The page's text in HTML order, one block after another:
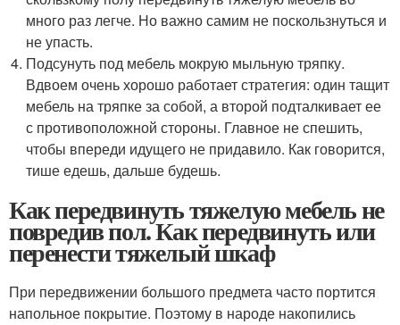
много раз легче. Но важно самим не поскользнуться и
не упасть.
Подсунуть под мебель мокрую мыльную тряпку.
Вдвоем очень хорошо работает стратегия: один тащит
мебель на тряпке за собой, а второй подталкивает ее
с противоположной стороны. Главное не спешить,
чтобы впереди идущего не придавило. Как говорится,
тише едешь, дальше будешь.
Как передвинуть тяжелую мебель не
повредив пол. Как передвинуть или
перенести тяжелый шкаф
При передвижении большого предмета часто портится
напольное покрытие. Поэтому в народе накопились